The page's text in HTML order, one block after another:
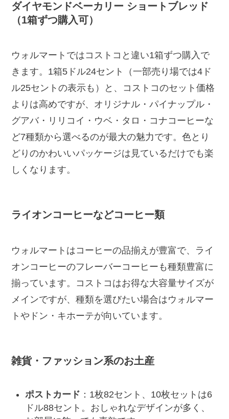
ダイヤモンドベーカリー ショートブレッド
（1箱ずつ購入可）
ウォルマートではコストコと違い1箱ずつ購入で
きます。1箱5ドル24セント（一部売り場では4ド
ル25セントの表示も）と、コストコのセット価格
よりは高めですが、オリジナル・パイナップル・
グアバ・リリコイ・ウベ・タロ・コナコーヒーな
ど7種類から選べるのが最大の魅力です。色とり
どりのかわいいパッケージは見ているだけでも楽
しくなります。
ライオンコーヒーなどコーヒー類
ウォルマートはコーヒーの品揃えが豊富で、ライ
オンコーヒーのフレーバーコーヒーも種類豊富に
揃っています。コストコはお得な大容量サイズが
メインですが、種類を選びたい場合はウォルマー
トやドン・キホーテが向いています。
雑貨・ファッション系のお土産
ポストカード ：1枚82セント、10枚セットは6
ドル88セント。おしゃれなデザインが多く、